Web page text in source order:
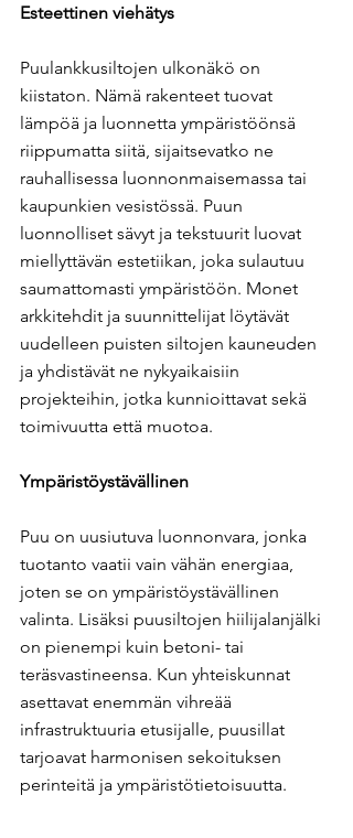
Esteettinen viehätys
Puulankkusiltojen ulkonäkö on
kiistaton. Nämä rakenteet tuovat
lämpöä ja luonnetta ympäristöönsä
riippumatta siitä, sijaitsevatko ne
rauhallisessa luonnonmaisemassa tai
kaupunkien vesistössä. Puun
luonnolliset sävyt ja tekstuurit luovat
miellyttävän estetiikan, joka sulautuu
saumattomasti ympäristöön. Monet
arkkitehdit ja suunnittelijat löytävät
uudelleen puisten siltojen kauneuden
ja yhdistävät ne nykyaikaisiin
projekteihin, jotka kunnioittavat sekä
toimivuutta että muotoa.
Ympäristöystävällinen
Puu on uusiutuva luonnonvara, jonka
tuotanto vaatii vain vähän energiaa,
joten se on ympäristöystävällinen
valinta. Lisäksi puusiltojen hiilijalanjälki
on pienempi kuin betoni- tai
teräsvastineensa. Kun yhteiskunnat
asettavat enemmän vihreää
infrastruktuuria etusijalle, puusillat
tarjoavat harmonisen sekoituksen
perinteitä ja ympäristötietoisuutta.